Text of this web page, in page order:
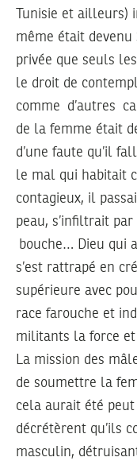
Tunisie et ailleurs)
même était devenu
privée que seuls
le droit de
comme d’autres
de la femme était
d’une faute qu’il
le mal qui habitait
contagieux, il
peau, s’infiltrait
bouche… Dieu qui
s’est rattrapé en
supérieure avec
race farouche et
militants la force
La mission des
de soumettre la
cela aurait été
décrétèrent qu’ils
masculin,